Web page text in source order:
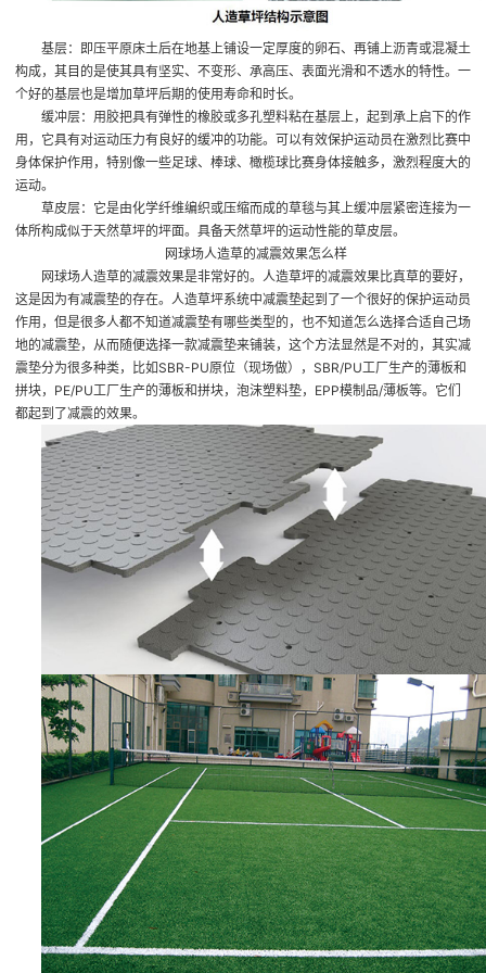
基层：即压平原床土后在地基上铺设一定厚度的卵石、再铺上沥青或混凝土
构成，其目的是使其具有坚实、不变形、承高压、表面光滑和不透水的特性。一
个好的基层也是增加草坪后期的使用寿命和时长。
缓冲层：用胶把具有弹性的橡胶或多孔塑料粘在基层上，起到承上启下的作
用，它具有对运动压力有良好的缓冲的功能。可以有效保护运动员在激烈比赛中
身体保护作用，特别像一些足球、棒球、橄榄球比赛身体接触多，激烈程度大的
运动。
草皮层：它是由化学纤维编织或压缩而成的草毯与其上缓冲层紧密连接为一
体所构成似于天然草坪的坪面。具备天然草坪的运动性能的草皮层。
网球场人造草的减震效果怎么样
网球场人造草的减震效果是非常好的。人造草坪的减震效果比真草的要好，
这是因为有减震垫的存在。人造草坪系统中减震垫起到了一个很好的保护运动员
作用，但是很多人都不知道减震垫有哪些类型的，也不知道怎么选择合适自己场
地的减震垫，从而随便选择一款减震垫来铺装，这个方法显然是不对的，其实减
震垫分为很多种类，比如SBR-PU原位（现场做），SBR/PU工厂生产的薄板和
拼块，PE/PU工厂生产的薄板和拼块，泡沫塑料垫，EPP模制品/薄板等。它们
都起到了减震的效果。